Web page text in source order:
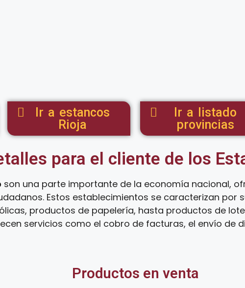
Ir a estancos
Rioja
Ir a listado
provincias
para el cliente de los
son una parte importante de la economía nacional,
Estos establecimientos se caracterizan por
productos de papelería, hasta productos de
servicios como el cobro de facturas, el envío de
Productos en venta